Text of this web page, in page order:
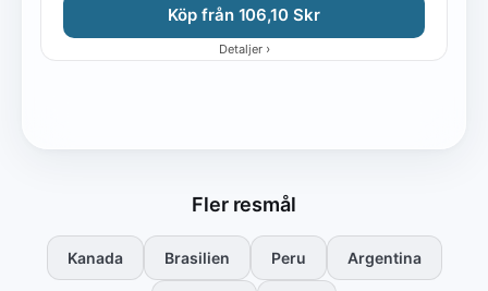
Köp från 106,10 Skr
Detaljer ›
Fler resmål
Kanada Brasilien Peru Argentina